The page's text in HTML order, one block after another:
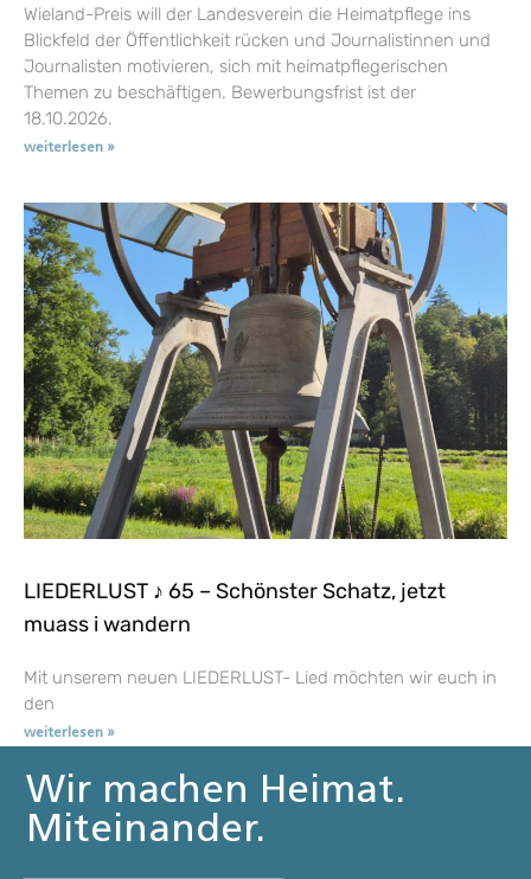
Wieland-Preis will der Landesverein die Heimatpflege ins
Blickfeld der Öffentlichkeit rücken und Journalistinnen und
Journalisten motivieren, sich mit heimatpflegerischen
Themen zu beschäftigen. Bewerbungsfrist ist der
18.10.2026.
weiterlesen »
LIEDERLUST ♪ 65 – Schönster Schatz, jetzt
muass i wandern
Mit unserem neuen LIEDERLUST- Lied möchten wir euch in
den
weiterlesen »
Wir machen Heimat.
Miteinander.